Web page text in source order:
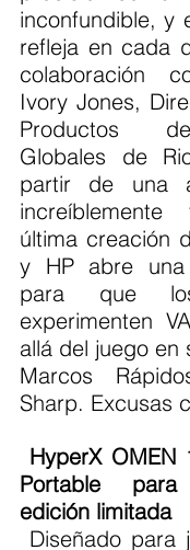
inconfundible, y
refleja en cada
colaboración
Ivory Jones,
Productos
Globales de
partir de una
última creación
y HP abre una
para que
experimenten
allá del juego en
Marcos
Sharp. Excusas
Portable
edición limitada